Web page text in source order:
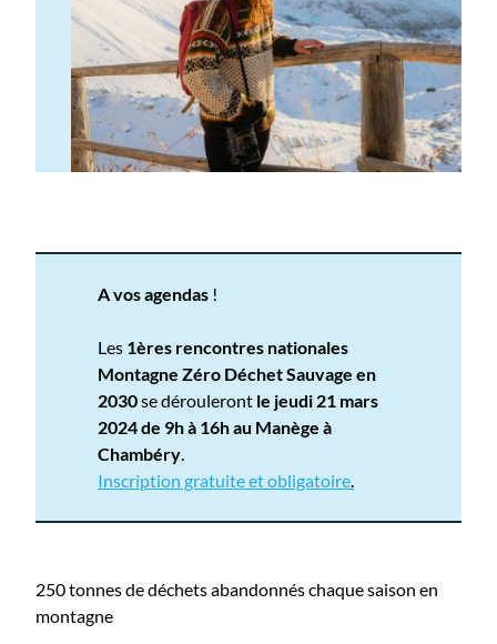
A vos agendas !
Les 1ères rencontres nationales
Montagne Zéro Déchet Sauvage en
2030se dérouleront le jeudi 21 mars
2024 de 9h à 16h au Manège à
Chambéry
Inscription gratuite et obligatoire
250 tonnes de déchets abandonnés chaque saison en
montagne